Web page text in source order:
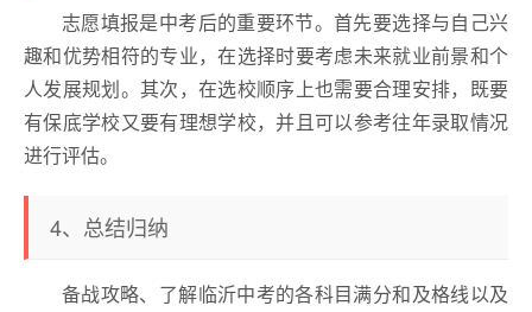
志愿填报是中考后的重要环节。首先要选择与自己兴
趣和优势相符的专业，在选择时要考虑未来就业前景和个
人发展规划。其次，在选校顺序上也需要合理安排，既要
有保底学校又要有理想学校，并且可以参考往年录取情况
进行评估。
4、总结归纳
备战攻略、了解临沂中考的各科目满分和及格线以及